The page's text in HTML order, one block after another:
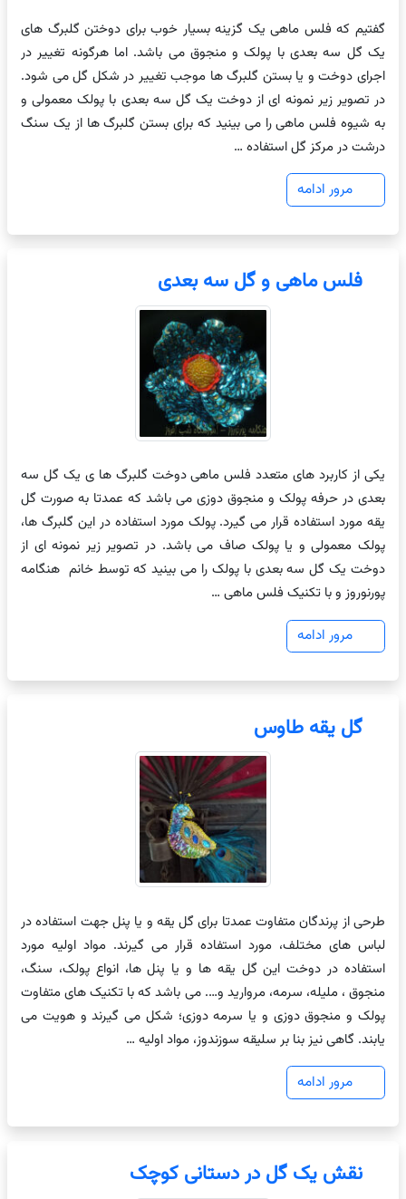
گفتیم که فلس ماهی یک گزینه بسیار خوب برای دوختن گلبرگ های
یک گل سه بعدی با پولک و منجوق می باشد. اما هرگونه تغییر در
اجرای دوخت و یا بستن گلبرگ ها موجب تغییر در شکل گل می شود.
در تصویر زیر نمونه ای از دوخت یک گل سه بعدی با پولک معمولی و
به شیوه فلس ماهی را می بینید که برای بستن گلبرگ ها از یک سنگ
درشت در مرکز گل استفاده …
مرور ادامه
فلس ماهی و گل سه بعدی
یکی از کاربرد های متعدد فلس ماهی دوخت گلبرگ ها ی یک گل سه
بعدی در حرفه پولک و منجوق دوزی می باشد که عمدتا به صورت گل
یقه مورد استفاده قرار می گیرد. پولک مورد استفاده در این گلبرگ ها،
پولک معمولی و یا پولک صاف می باشد. در تصویر زیر نمونه ای از
دوخت یک گل سه بعدی با پولک را می بینید که توسط خانم هنگامه
پورنوروز و با تکنیک فلس ماهی …
مرور ادامه
گل یقه طاوس
طرحی از پرندگان متفاوت عمدتا برای گل یقه و یا پنل جهت استفاده در
لباس های مختلف، مورد استفاده قرار می گیرند. مواد اولیه مورد
استفاده در دوخت این گل یقه ها و یا پنل ها، انواع پولک، سنگ،
منجوق ، ملیله، سرمه، مروارید و…. می باشد که با تکنیک های متفاوت
پولک و منجوق دوزی و یا سرمه دوزی؛ شکل می گیرند و هویت می
یابند. گاهی نیز بنا بر سلیقه سوزندوز، مواد اولیه …
مرور ادامه
نقش یک گل در دستانی کوچک